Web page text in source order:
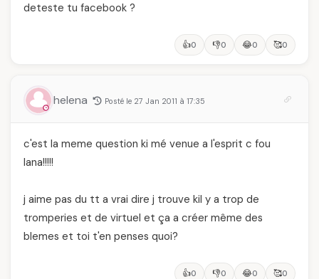
deteste tu facebook ?
👍0 👎0 😂0 🥰0
helena Posté le 27 Jan 2011 à 17:35
c'est la meme question ki mé venue a l'esprit c fou
lana!!!!!
j aime pas du tt a vrai dire j trouve kil y a trop de
tromperies et de virtuel et ça a créer même des
blemes et toi t'en penses quoi?
👍0 👎0 😂0 🥰0